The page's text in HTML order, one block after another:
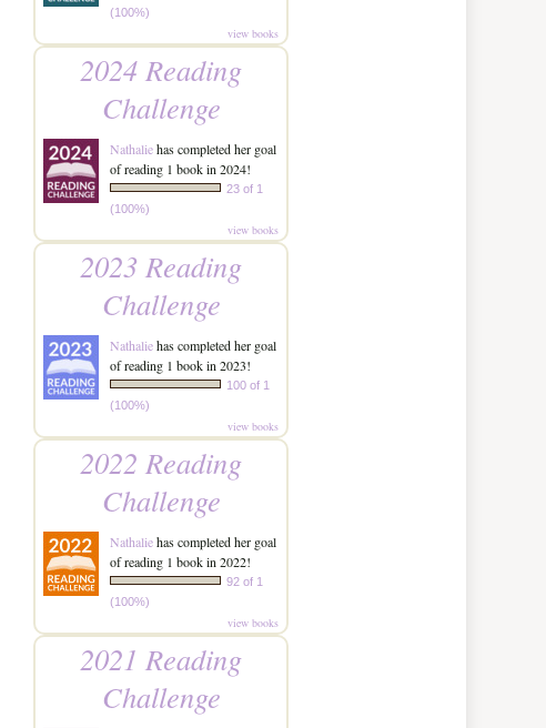
(100%)
view books
2024 Reading
Challenge
Nathaliehas completed her goal
of reading 1 book in 2024!
23 of 1
(100%)
view books
2023 Reading
Challenge
Nathaliehas completed her goal
of reading 1 book in 2023!
100 of 1
(100%)
view books
2022 Reading
Challenge
Nathaliehas completed her goal
of reading 1 book in 2022!
92 of 1
(100%)
view books
2021 Reading
Challenge